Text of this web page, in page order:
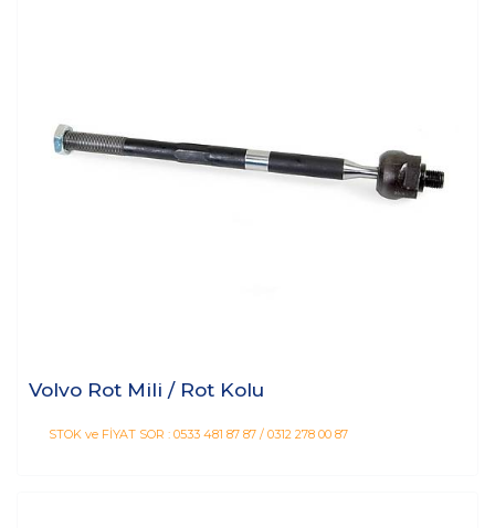
Volvo Rot Mili / Rot Kolu
STOK ve FİYAT SOR : 0533 481 87 87 / 0312 278 00 87